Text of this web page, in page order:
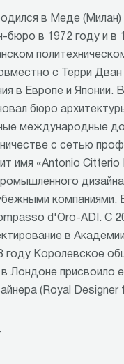
в Меде (Милан)
бюро в 1972 году и в
с Терри
в Европе и Японии.
бюро
международные
с сетью
имя «Antonio
компаниями.
d'Oro-ADI. С
в
году Королевское
Лондоне присвоило
(Royal Designer